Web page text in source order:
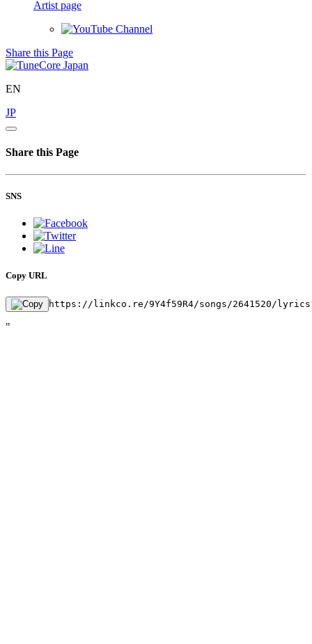
Artist page
Share this Page
EN
JP
Share this Page
SNS
Copy URL
https://linkco.re/9Y4f59R4/songs/2641520/
"